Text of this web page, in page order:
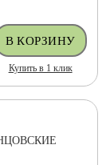
Купить в 1 клик